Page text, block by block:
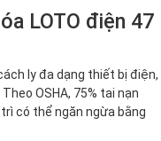
LOTO điện 47
ly đa dạng thiết bị điện,
OSHA, 75% tai nạn
có thể ngăn ngừa bằng